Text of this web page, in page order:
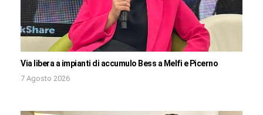
Via libera a impianti di accumulo Bess a Melfi e Picerno
7 Agosto 2026